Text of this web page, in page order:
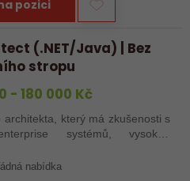
pozici
(.NET/Java) | Bez
stropu
- 180 000 Kč
který má zkušenosti s
systémů, vysokou
Nejde o „udržovací“
nabídka